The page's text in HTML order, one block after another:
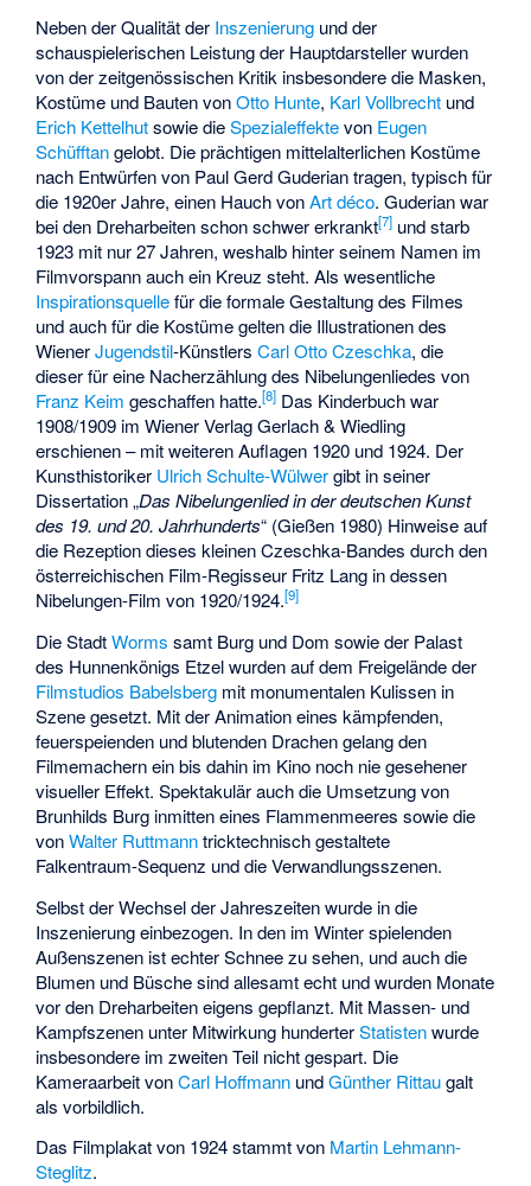
Neben der Qualität der Inszenierung und der
schauspielerischen Leistung der Hauptdarsteller wurden
von der zeitgenössischen Kritik insbesondere die Masken,
Kostüme und Bauten vonOtto Hunte, Karl Vollbrecht und
Erich Kettelhutsowie dieSpezialeffektevon Eugen
Schüfftangelobt. Die prächtigen mittelalterlichen Kostüme
nach Entwürfen von Paul Gerd Guderiantragen, typisch für
die 1920er Jahre, einen Hauch vonArt déco. Guderian war
bei den Dreharbeiten schon schwer erkrankt[7] und starb
1923 mit nur 27 Jahren, weshalb hinter seinem Namen im
Filmvorspann auch ein Kreuz steht. Als wesentliche
Inspirationsquellefür die formale Gestaltung des Filmes
und auch für die Kostüme gelten die Illustrationen des
WienerJugendstil-KünstlersCarl Otto Czeschka, die
dieser für eine Nacherzählung des Nibelungenliedes von
Franz Keim geschaffen hatte.[8] Das Kinderbuch war
1908/1909 im Wiener VerlagGerlach & Wiedling
erschienen – mit weiteren Auflagen 1920 und 1924. Der
Kunsthistoriker Ulrich Schulte-Wülwergibt in seiner
Dissertation „Das Nibelungenlied in der deutschen Kunst
des 19. und 20. Jahrhunderts“ (Gießen 1980) Hinweise auf
die Rezeption dieses kleinen Czeschka-Bandes durch den
österreichischen Film-Regisseur Fritz Lang in dessen
Nibelungen-Film von 1920/1924.[9]
Die StadtWorms samt Burg und Dom sowie der Palast
des Hunnenkönigs Etzel wurden auf dem Freigelände der
Filmstudios Babelsberg mit monumentalen Kulissen in
Szene gesetzt. Mit der Animation eines kämpfenden,
feuerspeienden und blutenden Drachen gelang den
Filmemachern ein bis dahin im Kino noch nie gesehener
visueller Effekt. Spektakulär auch die Umsetzung von
Brunhilds Burg inmitten eines Flammenmeeres sowie die
vonWalter Ruttmanntricktechnisch gestaltete
Falkentraum-Sequenz und die Verwandlungsszenen.
Selbst der Wechsel der Jahreszeiten wurde in die
Inszenierung einbezogen. In den im Winter spielenden
Außenszenen ist echter Schnee zu sehen, und auch die
Blumen und Büsche sind allesamt echt und wurden Monate
vor den Dreharbeiten eigens gepflanzt. Mit Massen- und
Kampfszenen unter Mitwirkung hunderterStatistenwurde
insbesondere im zweiten Teil nicht gespart. Die
Kameraarbeit vonCarl Hoffmann undGünther Rittaugalt
als vorbildlich.
Das Filmplakat von 1924 stammt von Martin Lehmann-
Steglitz.